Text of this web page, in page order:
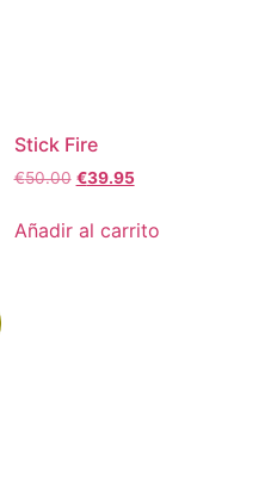
Stick Fire
€50.00 €39.95
Añadir al carrito